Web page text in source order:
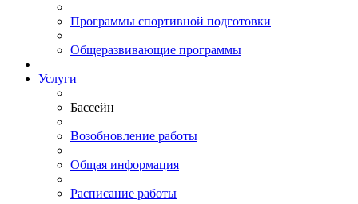
Программы спортивной подготовки
Общеразвивающие программы
Услуги
Бассейн
Возобновление работы
Общая информация
Расписание работы